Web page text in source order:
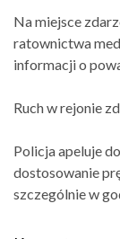
Na miejsce
ratownictwa
informacji o
Ruch w rejonie
Policja apeluje
dostosowanie
szczególnie w